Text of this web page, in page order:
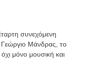
συνεχόμενη
Μάνδρας, το
όχι μόνο μουσική και